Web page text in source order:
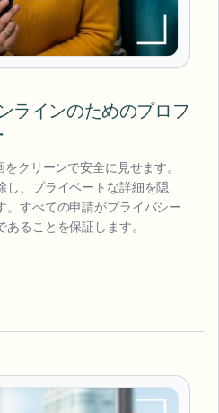
ラインのためのプロフ
クリーンで安全に見せます。
し、プライベートな詳細を隠
。すべての申請がプライバシー
ることを保証します。